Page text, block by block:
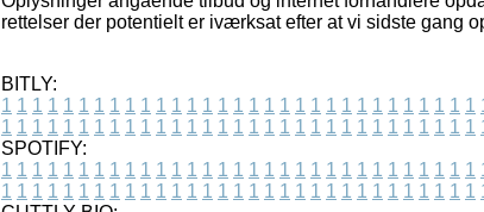
rettelser der potentielt er iværksat efter at vi sidste gang
BITLY:
1 1 1 1 1 1 1 1 1 1 1 1 1 1 1 1 1 1 1 1 1 1 1 1 1 1 1 1 1 1 1
1 1 1 1 1 1 1 1 1 1 1 1 1 1 1 1 1 1 1 1 1 1 1 1 1 1 1 1 1 1 1
SPOTIFY:
1 1 1 1 1 1 1 1 1 1 1 1 1 1 1 1 1 1 1 1 1 1 1 1 1 1 1 1 1 1 1
1 1 1 1 1 1 1 1 1 1 1 1 1 1 1 1 1 1 1 1 1 1 1 1 1 1 1 1 1 1 1